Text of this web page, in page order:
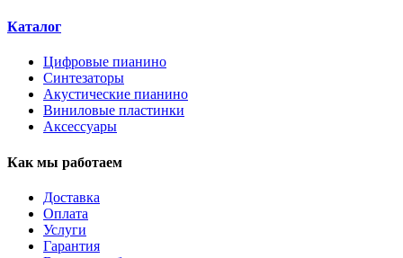
Каталог
Цифровые пианино
Синтезаторы
Акустические пианино
Виниловые пластинки
Аксессуары
Как мы работаем
Доставка
Оплата
Услуги
Гарантия